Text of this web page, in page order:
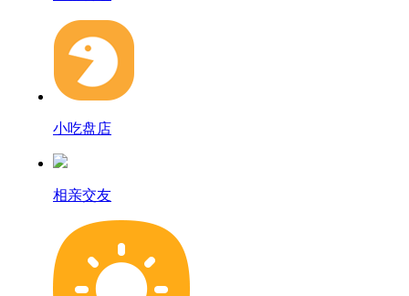
小吃盘店
相亲交友